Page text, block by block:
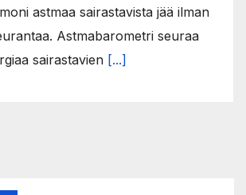
astmaa sairastavista jää ilman
Astmabarometri seuraa
sairastavien [...]